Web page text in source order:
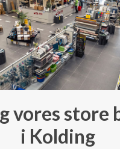
vores store
i Kolding